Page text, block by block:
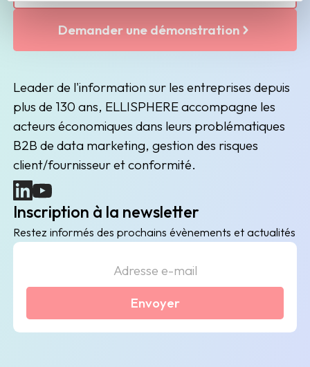
Demander une démonstration
Leader de l'information sur les entreprises depuis
plus de 130 ans, ELLISPHERE accompagne les
acteurs économiques dans leurs problématiques
B2B de data marketing, gestion des risques
client/fournisseur et conformité.
(nouvelle fenêtre)
(nouvelle fenêtre)
Inscription à la newsletter
Restez informés des prochains évènements et actualités
Envoyer